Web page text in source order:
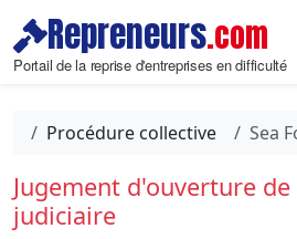
Repreneurs.com
Portail de la reprise d'entreprises en difficulté
Procédure collective Sea
Jugement d'ouverture
judiciaire